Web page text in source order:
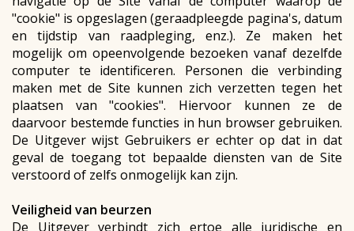
"cookie" is opgeslagen (geraadpleegde pagina's, datum
en tijdstip van raadpleging, enz.). Ze maken het
mogelijk om opeenvolgende bezoeken vanaf dezelfde
computer te identificeren. Personen die verbinding
maken met de Site kunnen zich verzetten tegen het
plaatsen van "cookies". Hiervoor kunnen ze de
daarvoor bestemde functies in hun browser gebruiken.
De Uitgever wijst Gebruikers er echter op dat in dat
geval de toegang tot bepaalde diensten van de Site
verstoord of zelfs onmogelijk kan zijn.
Veiligheid van beurzen
De Uitgever verbindt zich ertoe alle juridische en